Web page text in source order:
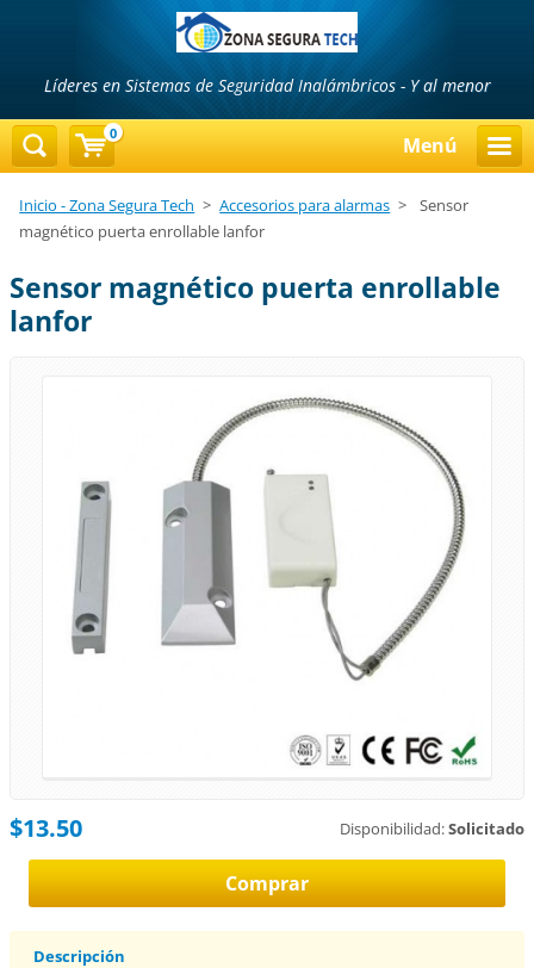
Líderes en Sistemas de Seguridad Inalámbricos - Y al menor
Menú
Inicio - Zona Segura Tech > Accesorios para alarmas >
Sensor
magnético puerta enrollable lanfor
Sensor magnético puerta enrollable
lanfor
Disponibilidad:Solicitado
$13.50
Descripción
0